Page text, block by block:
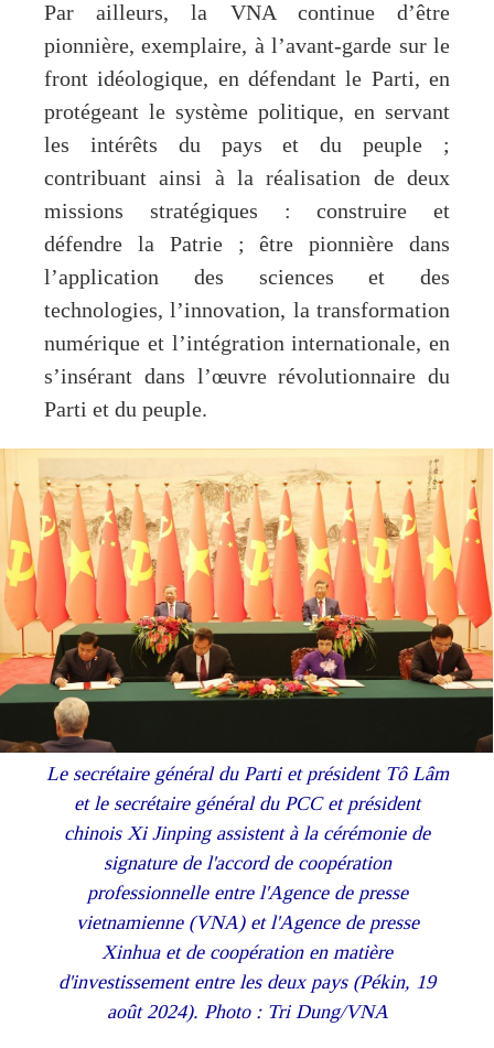
Par ailleurs, la VNA continue d’être
pionnière, exemplaire, à l’avant-garde sur le
front idéologique, en défendant le Parti, en
protégeant le système politique, en servant
les intérêts du pays et du peuple ;
contribuant ainsi à la réalisation de deux
missions stratégiques : construire et
défendre la Patrie ; être pionnière dans
l’application des sciences et des
technologies, l’innovation, la transformation
numérique et l’intégration internationale, en
s’insérant dans l’œuvre révolutionnaire du
Parti et du peuple.
Le secrétaire général du Parti et président Tô Lâm
et le secrétaire général du PCC et président
chinois Xi Jinping assistent à la cérémonie de
signature de l'accord de coopération
professionnelle entre l'Agence de presse
vietnamienne (VNA) et l'Agence de presse
Xinhua et de coopération en matière
d'investissement entre les deux pays (Pékin, 19
août 2024). Photo : Tri Dung/VNA